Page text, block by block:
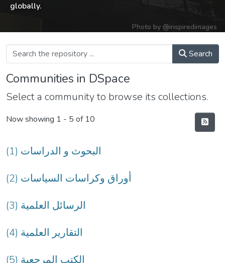
globally.
Photo by @inspiredimages
Search
Communities in DSpace
Select a community to browse its collections.
Now showing 1 - 5 of 10
(1) البحوث و الدراسات
(2) أوراق وكراسات السياسات
(3) الرسائل العلمية
(4) التقارير العلمية
(5) الكتب المرجعية